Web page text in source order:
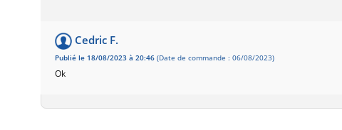
Cedric F.
Publié le 18/08/2023 à 20:46 (Date de commande : 06/08/2023)
Ok